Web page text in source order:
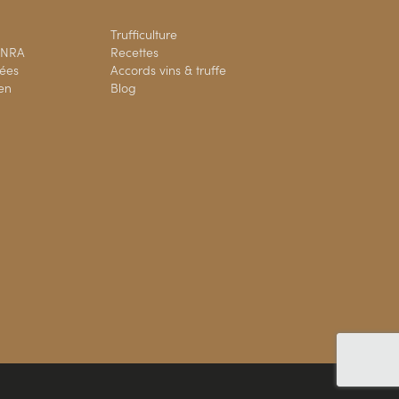
Trufficulture
Recettes
Accords vins & truffe
Blog